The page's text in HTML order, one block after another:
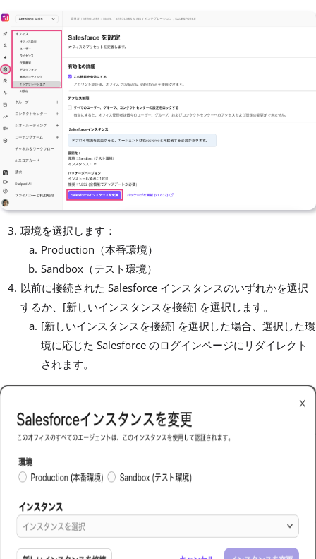
環境を選択します：
Production（本番環境）
Sandbox（テスト環境）
以前に接続された Salesforce インスタンスのいずれかを選択
するか、[新しいインスタンスを接続] を選択します。
[新しいインスタンスを接続] を選択した場合、選択した環
境に応じた Salesforce のログインページにリダイレクト
されます。